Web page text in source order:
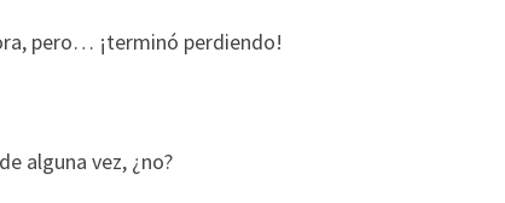
pero… ¡terminó perdiendo!
alguna vez, ¿no?